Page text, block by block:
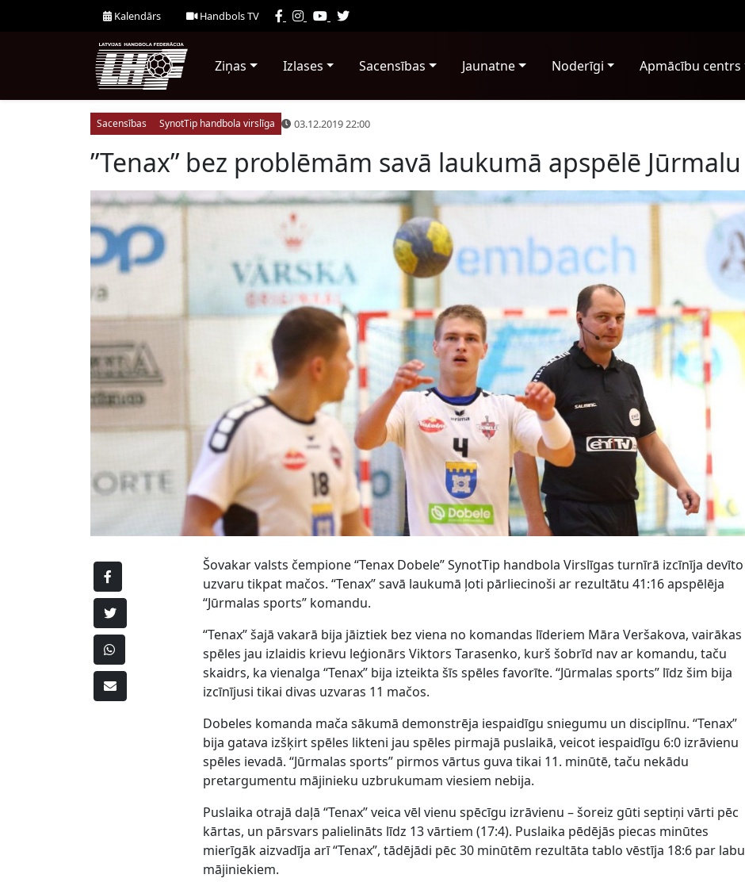
Kalendārs Handbols TV
Ziņas Izlases Sacensības Jaunatne Noderīgi Apmācību centrs
Sacensības SynotTip handbola virslīga 03.12.2019 22:00
”Tenax” bez problēmām savā laukumā apspēlē Jūrmalu
Šovakar valsts čempione “Tenax Dobele” SynotTip handbola Virslīgas turnīrā izcīnīja devīto
uzvaru tikpat mačos. “Tenax” savā laukumā ļoti pārliecinoši ar rezultātu 41:16 apspēlēja
“Jūrmalas sports” komandu.
“Tenax” šajā vakarā bija jāiztiek bez viena no komandas līderiem Māra Veršakova, vairākas
spēles jau izlaidis krievu leģionārs Viktors Tarasenko, kurš šobrīd nav ar komandu, taču
skaidrs, ka vienalga “Tenax” bija izteikta šīs spēles favorīte. “Jūrmalas sports” līdz šim bija
izcīnījusi tikai divas uzvaras 11 mačos.
Dobeles komanda mača sākumā demonstrēja iespaidīgu sniegumu un disciplīnu. “Tenax”
bija gatava izšķirt spēles likteni jau spēles pirmajā puslaikā, veicot iespaidīgu 6:0 izrāvienu
spēles ievadā. “Jūrmalas sports” pirmos vārtus guva tikai 11. minūtē, taču nekādu
pretargumentu mājinieku uzbrukumam viesiem nebija.
Puslaika otrajā daļā “Tenax” veica vēl vienu spēcīgu izrāvienu – šoreiz gūti septiņi vārti pēc
kārtas, un pārsvars palielināts līdz 13 vārtiem (17:4). Puslaika pēdējās piecas minūtes
mierīgāk aizvadīja arī “Tenax”, tādējādi pēc 30 minūtēm rezultāta tablo vēstīja 18:6 par labu
mājiniekiem.